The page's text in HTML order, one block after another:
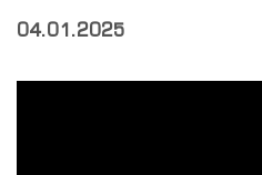
04.01.2025